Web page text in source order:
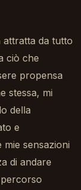
attratta da tutto
ciò che
propensa
stessa, mi
della
e
sensazioni
di andare